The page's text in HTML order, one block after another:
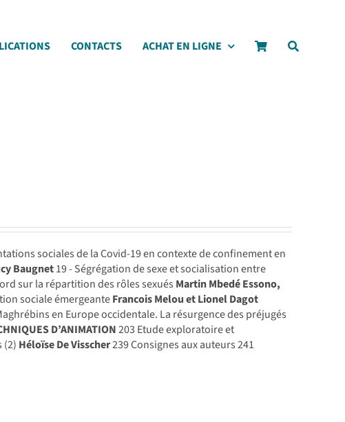
CONTACTS ACHAT EN LIGNE
sociales de la Covid-19 en contexte de confinement en
Baugnet19 - Ségrégation de sexe et socialisation entre
sur la répartition des rôles sexués Martin Mbedé Essono,
sociale émergeanteFrancois Melou et Lionel Dagot
en Europe occidentale. La résurgence des préjugés
D’ANIMATION203 Etude exploratoire et
(2) Héloïse De Visscher239 Consignes aux auteurs 241